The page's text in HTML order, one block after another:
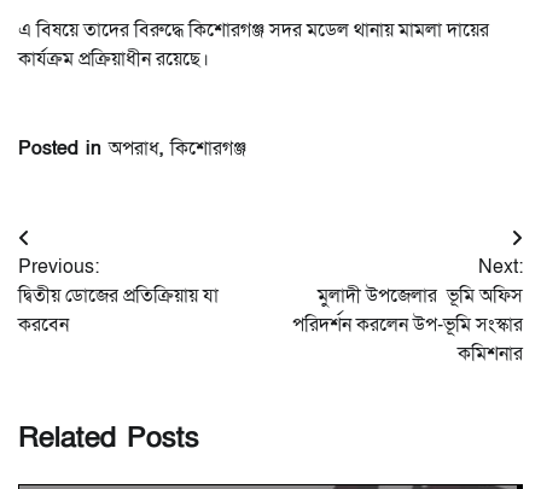
এ বিষয়ে তাদের বিরুদ্ধে কিশোরগঞ্জ সদর মডেল থানায় মামলা দায়ের
কার্যক্রম প্রক্রিয়াধীন রয়েছে।
Posted inঅপরাধ,কিশোরগঞ্জ
Post
navigation
Previous:
দ্বিতীয় ডোজের প্রতিক্রিয়ায় যা
করবেন
Next:
মুলাদী উপজেলার ভূমি অফিস
পরিদর্শন করলেন উপ-ভূমি সংস্কার
কমিশনার
Related Posts